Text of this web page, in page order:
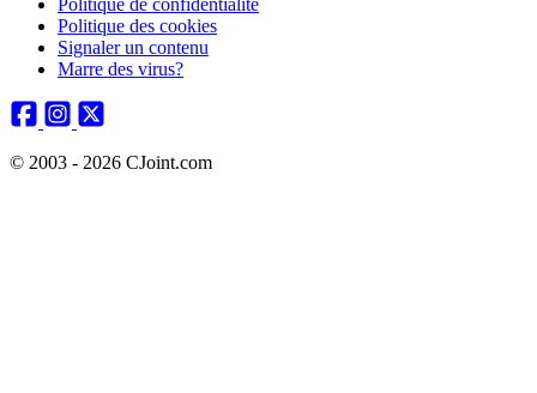
Politique de confidentialité
Politique des cookies
Signaler un contenu
Marre des virus?
© 2003 - 2026 CJoint.com